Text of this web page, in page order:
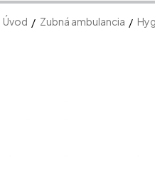
Úvod Zubná ambulancia